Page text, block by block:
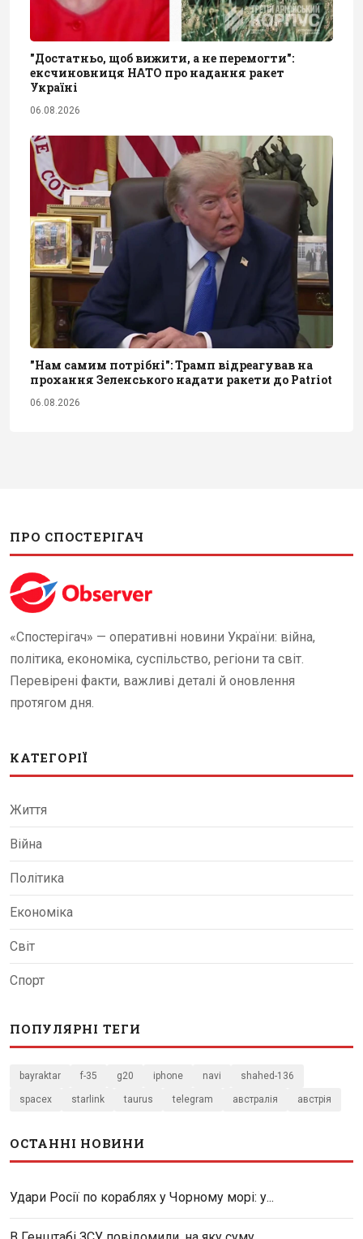
"Достатньо, щоб вижити, а не перемогти":
ексчиновниця НАТО про надання ракет
Україні
06.08.2026
"Нам самим потрібні": Трамп відреагував на
прохання Зеленського надати ракети до Patriot
06.08.2026
ПРО СПОСТЕРІГАЧ
«Спостерігач» — оперативні новини України: війна,
політика, економіка, суспільство, регіони та світ.
Перевірені факти, важливі деталі й оновлення
протягом дня.
КАТЕГОРІЇ
Життя
Війна
Політика
Економіка
Світ
Спорт
ПОПУЛЯРНІ ТЕГИ
bayraktar f-35 g20 iphone navi shahed-136
spacex starlink taurus telegram австралія австрія
ОСТАННІ НОВИНИ
Удари Росії по кораблях у Чорному морі: у...